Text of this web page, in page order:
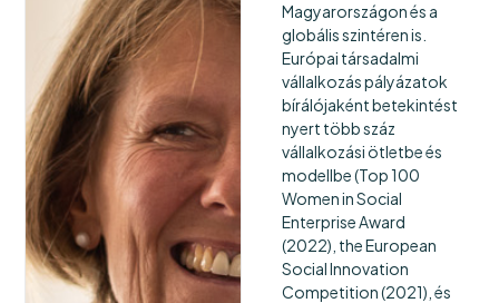
Magyarországon és a
globális szintéren is.
Európai társadalmi
vállalkozás pályázatok
bírálójaként betekintést
nyert több száz
vállalkozási ötletbe és
modellbe (Top 100
Women in Social
Enterprise Award
(2022), the European
Social Innovation
Competition (2021), és